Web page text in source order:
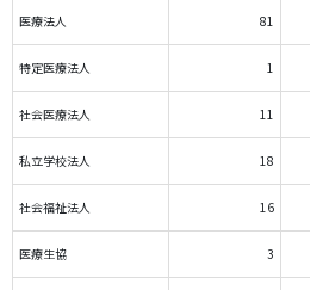
医療法人 81
特定医療法人 1
社会医療法人 11
私立学校法人 18
社会福祉法人 16
医療生協 3